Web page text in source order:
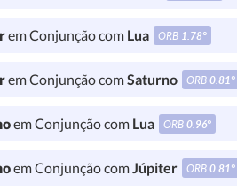
em Conjunção com Lua ORB 1.78°
em Conjunção comSaturno ORB0.81°
em Conjunção com Lua ORB0.96°
em Conjunção comJúpiter ORB0.81°